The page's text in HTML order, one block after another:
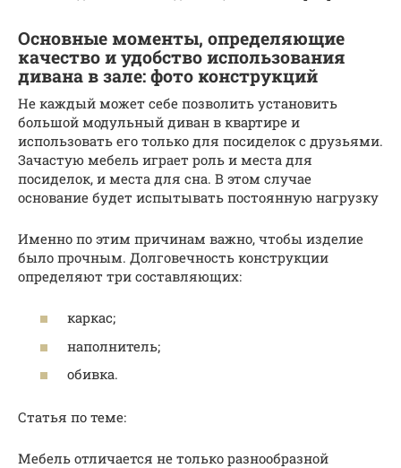
Основные моменты, определяющие
качество и удобство использования
дивана в зале: фото конструкций
Не каждый может себе позволить установить
большой модульный диван в квартире и
использовать его только для посиделок с друзьями.
Зачастую мебель играет роль и места для
посиделок, и места для сна. В этом случае
основание будет испытывать постоянную нагрузку
Именно по этим причинам важно, чтобы изделие
было прочным. Долговечность конструкции
определяют три составляющих:
каркас;
наполнитель;
обивка.
Статья по теме:
Мебель отличается не только разнообразной